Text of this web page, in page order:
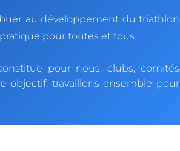
au développement du triathlon
pour toutes et tous.
pour nous, clubs, comités
objectif, travaillons ensemble pour